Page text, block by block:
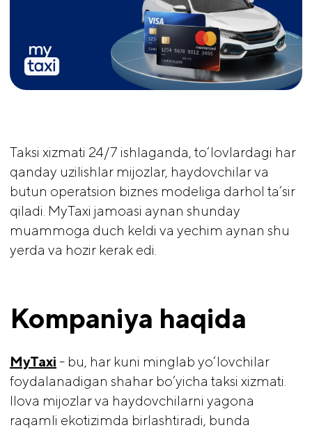
Taksi xizmati 24/7 ishlaganda, to‘lovlardagi har
qanday uzilishlar mijozlar, haydovchilar va
butun operatsion biznes modeliga darhol ta’sir
qiladi. MyTaxi jamoasi aynan shunday
muammoga duch keldi va yechim aynan shu
yerda va hozir kerak edi.
Kompaniya haqida
MyTaxi - bu, har kuni minglab yo‘lovchilar
foydalanadigan shahar bo’yicha taksi xizmati.
Ilova mijozlar va haydovchilarni yagona
raqamli ekotizimda birlashtiradi, bunda